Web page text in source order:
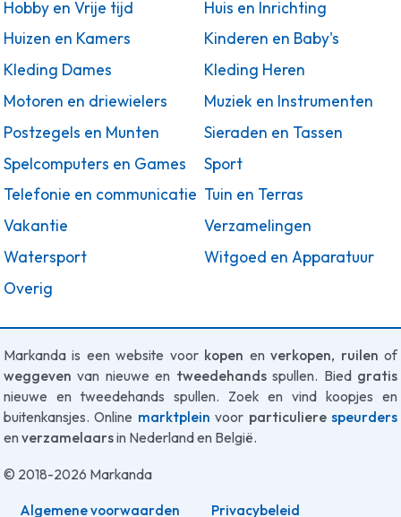
Hobby en Vrije tijd
Huis en Inrichting
Huizen en Kamers
Kinderen en Baby's
Kleding Dames
Kleding Heren
Motoren en driewielers
Muziek en Instrumenten
Postzegels en Munten
Sieraden en Tassen
Spelcomputers en Games
Sport
Telefonie en communicatie Tuin en Terras
Vakantie
Verzamelingen
Watersport
Witgoed en Apparatuur
Overig
Markanda is een website voor kopen enverkopen, ruilen of
weggeven van nieuwe en tweedehandsspullen. Bied gratis
nieuwe en tweedehands spullen. Zoek en vind koopjes en
buitenkansjes. Online marktplein voor particulierespeurders
en verzamelaarsin Nederland en België.
© 2018-2026 Markanda
Algemene voorwaarden Privacybeleid